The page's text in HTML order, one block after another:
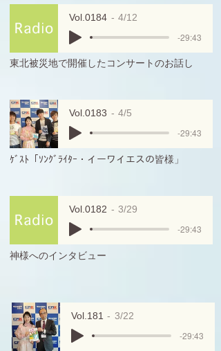
Vol.0184 4/12
-29:43
東北被災地で開催したコンサートのお話し
Vol.0183 4/5
-29:43
ｹﾞｽﾄ「ｿﾝｸﾞﾗｲﾀｰ・イーワイエスの皆様」
Vol.0182 3/29
-29:43
神様へのインタビュー
Vol.181 3/22
-29:43